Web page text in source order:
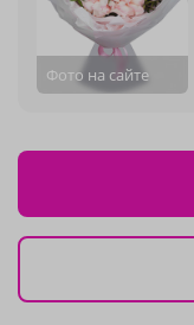
Фото на сайте